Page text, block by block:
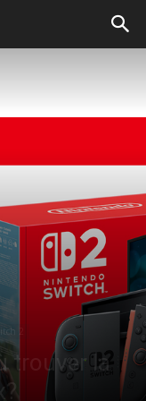
2
trouver la